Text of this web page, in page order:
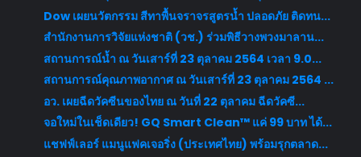
Dow เผยนวัตกรรม สีทาพื้นจราจรสูตรน้ำ ปลอดภัย ติดทน...
สำนักงานการวิจัยแห่งชาติ (วช.) ร่วมพิธีวางพวงมาลาน...
สถานการณ์น้ำ ณ วันเสาร์ที่ 23 ตุลาคม 2564 เวลา 9.0...
สถานการณ์คุณภาพอากาศ ณ วันเสาร์ที่ 23 ตุลาคม 2564 ...
อว. เผยฉีดวัคซีนของไทย ณ วันที่ 22 ตุลาคม ฉีดวัคซี...
จอใหม่ในเช็ดเดียว! GQ Smart Clean™ แค่ 99 บาท ได้...
แชฟฟ์เลอร์ แมนูแฟคเจอริ่ง (ประเทศไทย) พร้อมรุกตลาด...